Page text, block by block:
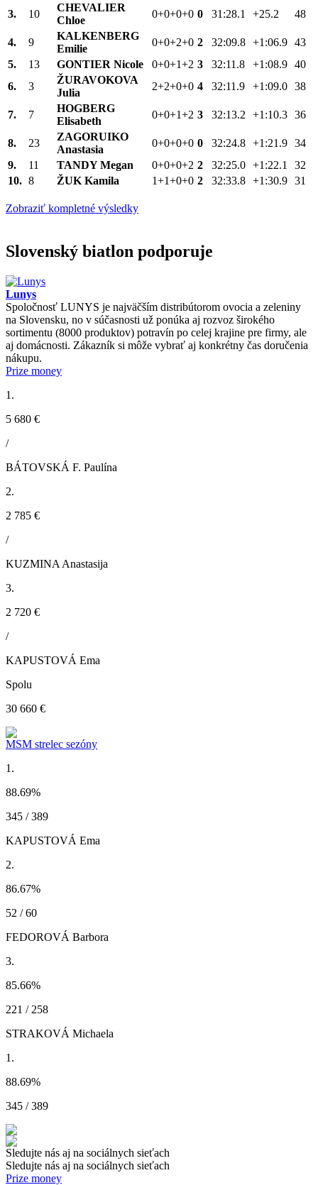
3. 10
CHEVALIER
Chloe
0+0+0+0 0 31:28.1 +25.2 48
4. 9
KALKENBERG
Emilie
0+0+2+0 2 32:09.8 +1:06.9 43
5.
13 GONTIER Nicole 0+0+1+2 3 32:11.8 +1:08.9 40
6.
3
ŽURAVOKOVA
Julia
2+2+0+0 4 32:11.9 +1:09.0 38
7. 7
HOGBERG
Elisabeth
0+0+1+2 3 32:13.2 +1:10.3 36
8. 23
ZAGORUIKO
Anastasia
0+0+0+0 0 32:24.8 +1:21.9 34
9.
11 TANDY Megan 0+0+0+2 2 32:25.0 +1:22.1
32
10. 8 ŽUK Kamila 1+1+0+0 2 32:33.8 +1:30.9 31
Zobraziť kompletné výsledky
Slovenský biatlon podporuje
Lunys
Spoločnosť LUNYS je najväčším distribútorom ovocia a zeleniny
na Slovensku, no v súčasnosti už ponúka aj rozvoz širokého
sortimentu (8000 produktov) potravín po celej krajine pre firmy, ale
aj domácnosti. Zákazník si môže vybrať aj konkrétny čas doručenia
nákupu.
Prize money
1.
5 680 €
/
BÁTOVSKÁ F. Paulína
2.
2 785 €
/
KUZMINA Anastasija
3.
2 720 €
/
KAPUSTOVÁ Ema
Spolu
30 660 €
MSM strelec sezóny
1.
88.69%
345 / 389
KAPUSTOVÁ Ema
2.
86.67%
52 / 60
FEDOROVÁ Barbora
3.
85.66%
221 / 258
STRAKOVÁ Michaela
1.
88.69%
345 / 389
Sledujte nás aj na sociálnych sieťach
Sledujte nás aj na sociálnych sieťach
Prize money